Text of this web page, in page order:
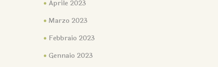
Aprile 2023
Marzo 2023
Febbraio 2023
Gennaio 2023